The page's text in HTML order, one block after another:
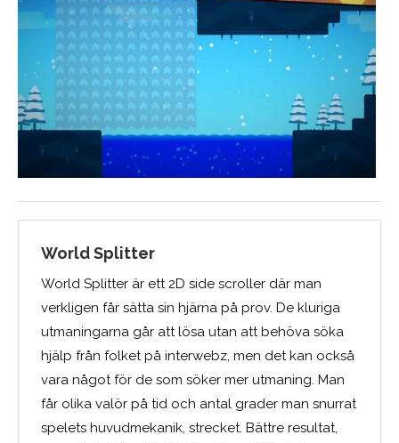
World Splitter
World Splitter är ett 2D side scroller där man
verkligen får sätta sin hjärna på prov. De kluriga
utmaningarna går att lösa utan att behöva söka
hjälp från folket på interwebz, men det kan också
vara något för de som söker mer utmaning. Man
får olika valör på tid och antal grader man snurrat
spelets huvudmekanik, strecket. Bättre resultat,